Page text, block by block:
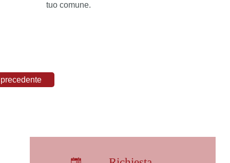
tuo comune.
precedente